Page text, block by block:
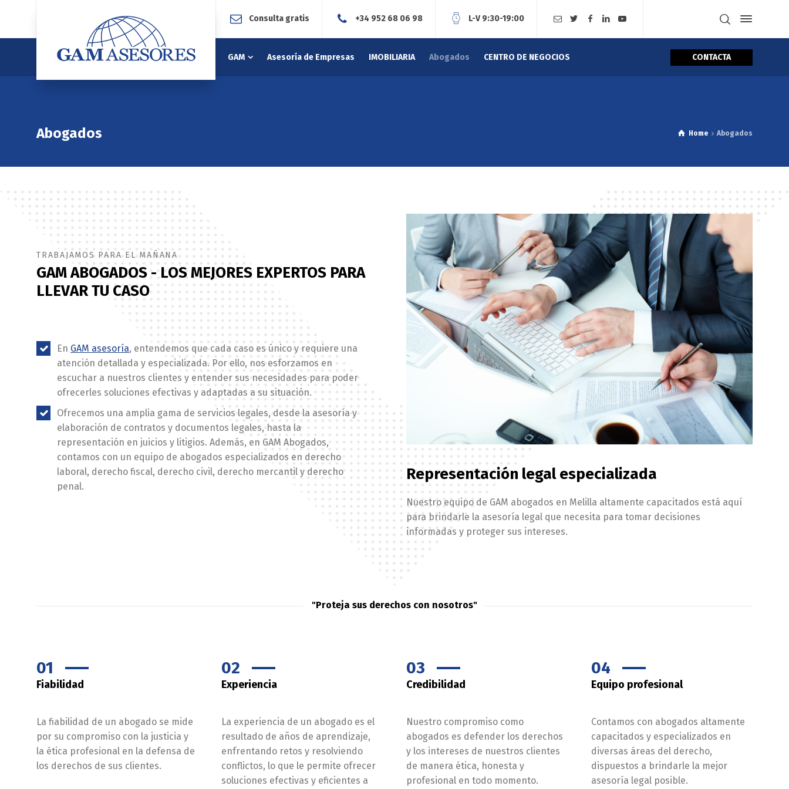
Consulta gratis +34 952 68 06 98 L-V 9:30-19:00
GAM Asesoría de Empresas IMOBILIARIA Abogados CENTRO DE NEGOCIOS CONTACTA
Abogados Home Abogados
TRABAJAMOS PARA EL MAÑANA
GAM ABOGADOS - LOS MEJORES EXPERTOS PARA
LLEVAR TU CASO
En GAM asesoría, entendemos que cada caso es único y requiere una
atención detallada y especializada. Por ello, nos esforzamos en
escuchar a nuestros clientes y entender sus necesidades para poder
ofrecerles soluciones efectivas y adaptadas a su situación.
Ofrecemos una amplia gama de servicios legales, desde la asesoría y
elaboración de contratos y documentos legales, hasta la
representación en juicios y litigios. Además, en GAM Abogados,
contamos con un equipo de abogados especializados en derecho
laboral, derecho fiscal, derecho civil, derecho mercantil y derecho
penal.
Representación legal especializada
Nuestro equipo de GAM abogados en Melilla altamente capacitados está aquí
para brindarle la asesoría legal que necesita para tomar decisiones
informadas y proteger sus intereses.
"Proteja sus derechos con nosotros"
01
Fiabilidad
La fiabilidad de un abogado se mide
por su compromiso con la justicia y
la ética profesional en la defensa de
los derechos de sus clientes.
02
Experiencia
La experiencia de un abogado es el
resultado de años de aprendizaje,
enfrentando retos y resolviendo
conflictos, lo que le permite ofrecer
soluciones efectivas y eficientes a
03
Credibilidad
Nuestro compromiso como
abogados es defender los derechos
y los intereses de nuestros clientes
de manera ética, honesta y
profesional en todo momento.
04
Equipo profesional
Contamos con abogados altamente
capacitados y especializados en
diversas áreas del derecho,
dispuestos a brindarle la mejor
asesoría legal posible.